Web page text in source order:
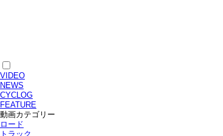
VIDEO
NEWS
CYCLOG
FEATURE
動画カテゴリー
ロード
トラック